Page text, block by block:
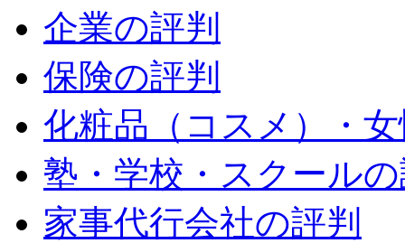
企業の評判
保険の評判
化粧品（コスメ）・
塾・学校・スクール
家事代行会社の評判